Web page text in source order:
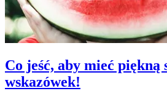
Co jeść, aby mieć piękną
wskazówek!